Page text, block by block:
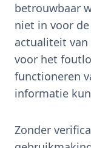
betrouwbaar
niet in voor
actualiteit
voor het
functioneren
informatie
Zonder